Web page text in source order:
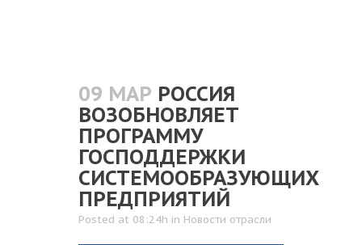
09 МАР РОССИЯ
ВОЗОБНОВЛЯЕТ
ПРОГРАММУ
ГОСПОДДЕРЖКИ
СИСТЕМООБРАЗУЮЩИХ
ПРЕДПРИЯТИЙ
Posted at 08:24h in Новости отрасли